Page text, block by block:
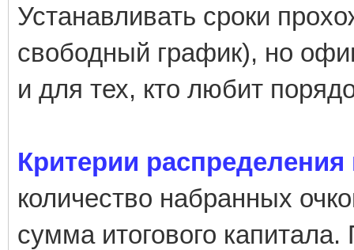
Устанавливать сроки
свободный график), но
и для тех, кто любит
Критерии распределения
количество набранных
сумма итогового